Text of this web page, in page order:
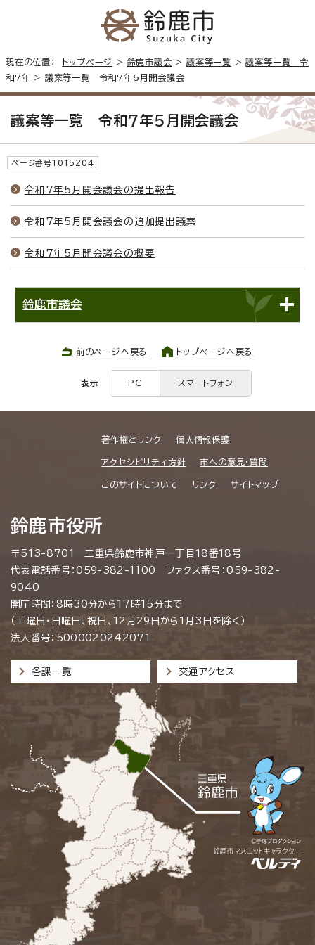
現在の位置： トップページ > 鈴鹿市議会 >議案等一覧 >議案等一覧 令
和7年 > 議案等一覧 令和7年5月開会議会
議案等一覧 令和7年5月開会議会
ページ番号1015204
令和7年5月開会議会の提出報告
令和7年5月開会議会の追加提出議案
令和7年5月開会議会の概要
鈴鹿市議会
前のページへ戻る トップページへ戻る
表示 PC スマートフォン
著作権とリンク 個人情報保護
アクセシビリティ方針 市への意見・質問
このサイトについて リンク サイトマップ
鈴鹿市役所
〒513-8701 三重県鈴鹿市神戸一丁目18番18号
代表電話番号：059-382-1100 ファクス番号：059-382-
9040
開庁時間：8時30分から17時15分まで
（土曜日・日曜日、祝日、12月29日から1月3日を除く）
法人番号：5000020242071
各課一覧 交通アクセス